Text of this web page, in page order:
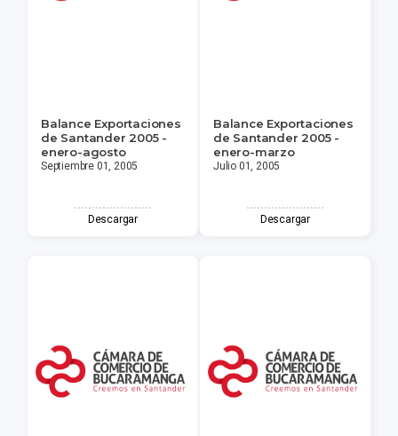
Balance Exportaciones
de Santander 2005 -
enero-agosto
Septiembre 01, 2005
Descargar
Balance Exportaciones
de Santander 2005 -
enero-marzo
Julio 01, 2005
Descargar